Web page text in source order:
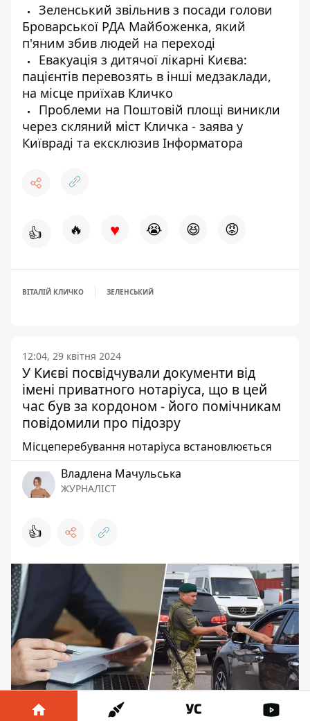
Зеленський звільнив з посади голови
Броварської РДА Майбоженка, який
п'яним збив людей на переході
Евакуація з дитячої лікарні Києва:
пацієнтів перевозять в інші медзаклади,
на місце приїхав Кличко
Проблеми на Поштовій площі виникли
через скляний міст Кличка - заява у
Київраді та ексклюзив Інформатора
👍 🔥 ♥ 😭 😆 😡
ВІТАЛІЙ КЛИЧКО ЗЕЛЕНСЬКИЙ
12:04, 29 квітня 2024
У Києві посвідчували документи від
імені приватного нотаріуса, що в цей
час був за кордоном - його помічникам
повідомили про підозру
Місцеперебування нотаріуса встановлюється
Владлена Мачульська
ЖУРНАЛІСТ
👍